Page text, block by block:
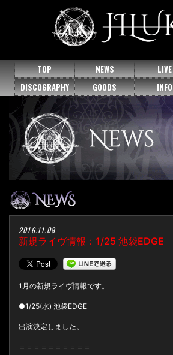
TOP NEWS LIVE
DISCOGRAPHY
GOODS INFO
2016.11.08
新規ライヴ情報：1/25 池袋EDGE
1月の新規ライヴ情報です。
●1/25(水) 池袋EDGE
出演決定しました。
＝＝＝＝＝＝＝＝＝＝